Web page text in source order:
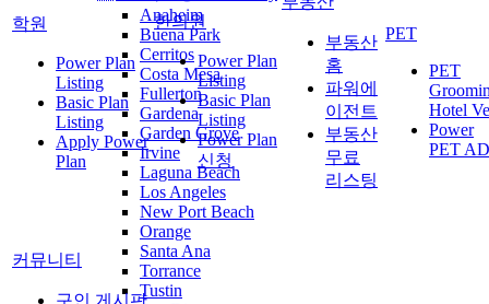
Anaheim
Buena Park
Cerritos
Costa Mesa
Fullerton
Gardena
Garden Grove
Irvine
Laguna Beach
Los Angeles
New Port Beach
Orange
Santa Ana
Torrance
Tustin
학원
Power Plan
Listing
Basic Plan
Listing
Apply Power
Plan
한의원
Power Plan
Listing
Basic Plan
Listing
Power Plan
신청
부동산
홈
파워에
이전트
부동산
무료
리스팅
PET
PET
Hotel
Power
PET AD
커뮤니티
구인 게시판